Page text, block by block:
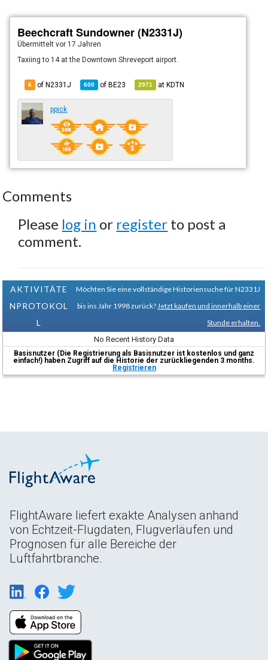
Beechcraft Sundowner (N2331J)
Übermitteltvor 17 Jahren
Taxiing to 14 at the Downtown Shreveport airport.
6 of N2331J 600 ofBE23 2971 atKDTN
ppick
Comments
Please log in or register to post a
comment.
AKTIVITÄTE
NPROTOKOL
L
Möchten Sie eine vollständige Historiensuche für N2331J
bis ins Jahr 1998 zurück? Jetzt kaufen und innerhalb einer
Stunde erhalten.
No Recent History Data
Basisnutzer (Die Registrierung als Basisnutzer ist kostenlos und ganz
einfach!) haben Zugriff auf die Historie der zurückliegenden 3 months.
Registrieren
FlightAware liefert exakte Analysen anhand
von Echtzeit-Flugdaten, Flugverläufen und
Prognosen für alle Bereiche der
Luftfahrtbranche.